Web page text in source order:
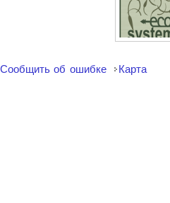
Сообщить об ошибке Карта